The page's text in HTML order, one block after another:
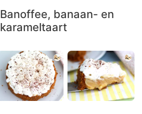
Banoffee, banaan- en
karameltaart